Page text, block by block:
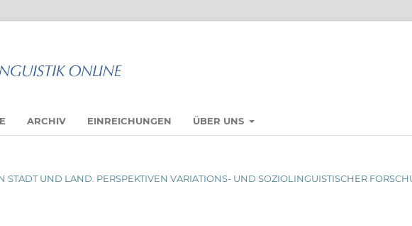
ARCHIV EINREICHUNGEN ÜBER UNS
STADT UND LAND. PERSPEKTIVEN VARIATIONS- UND SOZIOLINGUISTISCHER